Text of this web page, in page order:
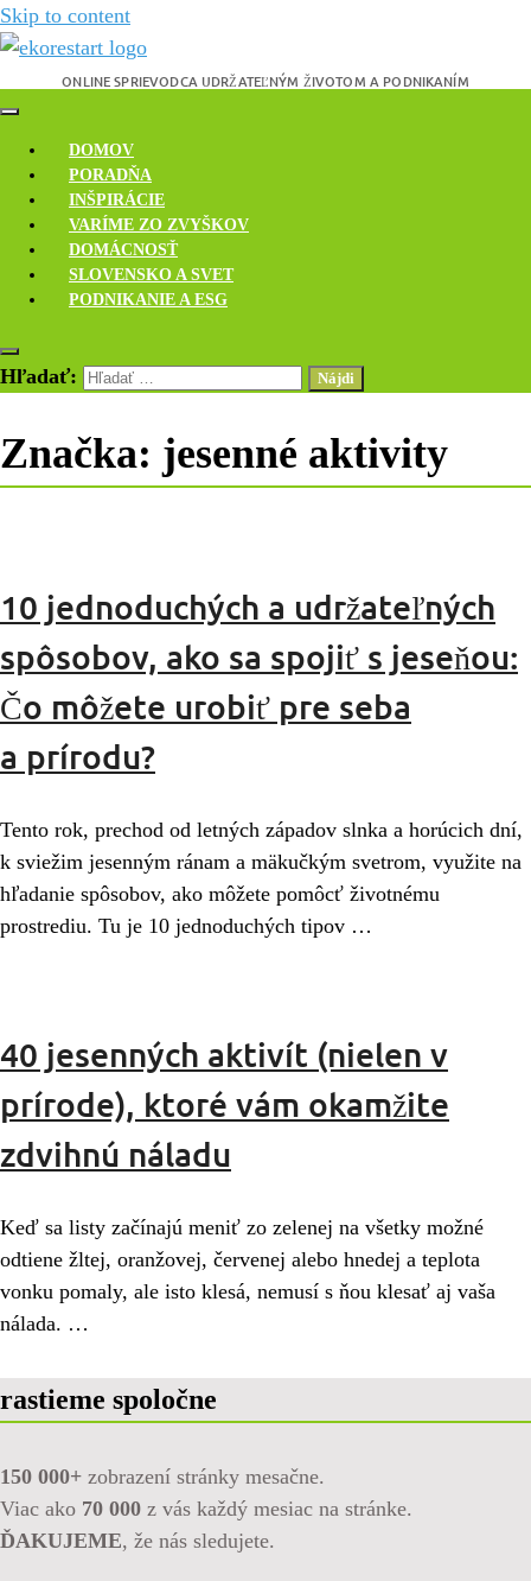
Skip to content
Ekoreštart
Novinky, rozhovory a inšpirácie
DOMOV
PORADŇA
INŠPIRÁCIE
VARÍME ZO ZVYŠKOV
DOMÁCNOSŤ
SLOVENSKO A SVET
PODNIKANIE A ESG
Hľadať:
Značka: jesenné aktivity
10 jednoduchých a udržateľných
spôsobov, ako sa spojiť s jeseňou:
Čo môžete urobiť pre seba
a prírodu?
Tento rok, prechod od letných západov slnka a horúcich dní,
k sviežim jesenným ránam a mäkučkým svetrom, využite na
hľadanie spôsobov, ako môžete pomôcť životnému
prostrediu. Tu je 10 jednoduchých tipov …
40 jesenných aktivít (nielen v
prírode), ktoré vám okamžite
zdvihnú náladu
Keď sa listy začínajú meniť zo zelenej na všetky možné
odtiene žltej, oranžovej, červenej alebo hnedej a teplota
vonku pomaly, ale isto klesá, nemusí s ňou klesať aj vaša
nálada. …
rastieme spoločne
150 000+ zobrazení stránky mesačne.
Viac ako 70 000 z vás každý mesiac na stránke.
ĎAKUJEME, že nás sledujete.